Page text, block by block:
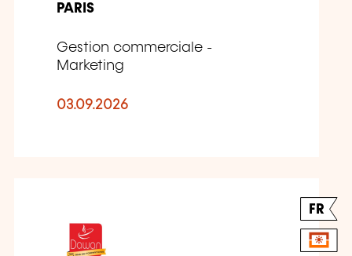
PARIS
Gestion commerciale -
Marketing
03.09.2026
FR